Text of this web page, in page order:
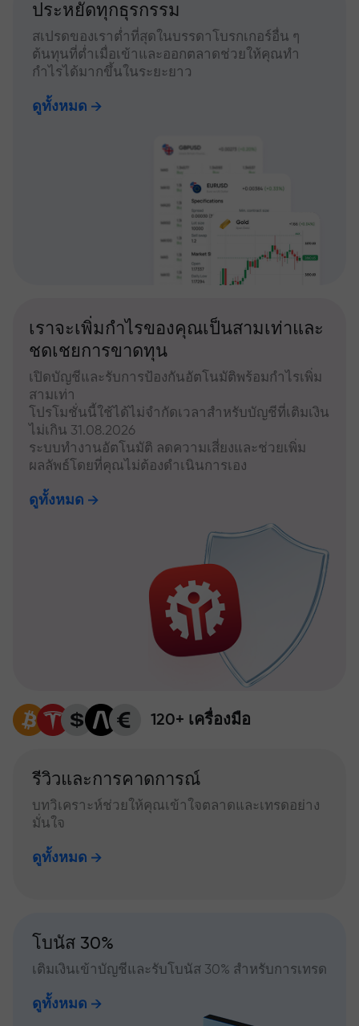
ประหยัดทุกธุรกรรม
สเปรดของเราต่ำที่สุดในบรรดาโบรกเกอร์อื่น ๆ
ต้นทุนที่ต่ำเมื่อเข้าและออกตลาดช่วยให้คุณทำ
กำไรได้มากขึ้นในระยะยาว
ดูทั้งหมด
เราจะเพิ่มกำไรของคุณเป็นสามเท่าและ
ชดเชยการขาดทุน
เปิดบัญชีและรับการป้องกันอัตโนมัติพร้อมกำไรเพิ่ม
สามเท่า
โปรโมชั่นนี้ใช้ได้ไม่จำกัดเวลาสำหรับบัญชีที่เติมเงิน
ไม่เกิน 31.08.2026
ระบบทำงานอัตโนมัติ ลดความเสี่ยงและช่วยเพิ่ม
ผลลัพธ์โดยที่คุณไม่ต้องดำเนินการเอง
ดูทั้งหมด
120+ เครื่องมือ
รีวิวและการคาดการณ์
บทวิเคราะห์ช่วยให้คุณเข้าใจตลาดและเทรดอย่าง
มั่นใจ
ดูทั้งหมด
โบนัส 30%
เติมเงินเข้าบัญชีและรับโบนัส 30% สำหรับการเทรด
ดูทั้งหมด